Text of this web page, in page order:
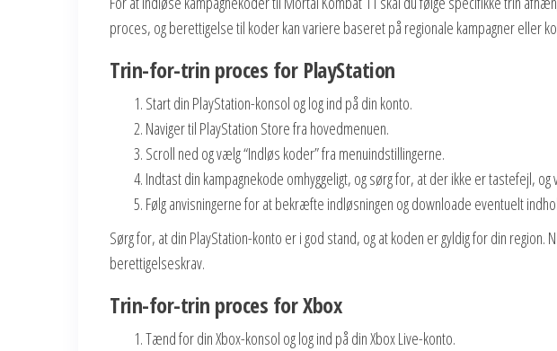
proces, og berettigelse til koder kan variere baseret på regionale kampagner eller
Trin-for-trin proces for PlayStation
Start din PlayStation-konsol og log ind på din konto.
Naviger til PlayStation Store fra hovedmenuen.
Scroll ned og vælg “Indløs koder” fra menuindstillingerne.
Indtast din kampagnekode omhyggeligt, og sørg for, at der ikke er tastefejl,
Følg anvisningerne for at bekræfte indløsningen og downloade eventuelt
Sørg for, at din PlayStation-konto er i god stand, og at koden er gyldig for din
berettigelseskrav.
Trin-for-trin proces for Xbox
Tænd for din Xbox-konsol og log ind på din Xbox Live-konto.